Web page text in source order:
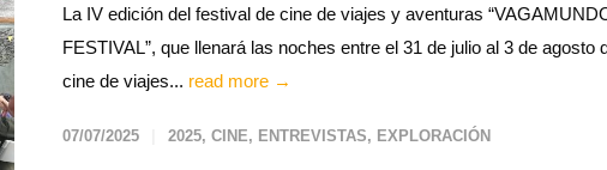
La IV edición del festival de cine de viajes y aventuras
FESTIVAL”, que llenará las noches entre el 31 de julio al 3 de agosto
cine de viajes... read more →
07/07/2025 2025, CINE, ENTREVISTAS, EXPLORACIÓN